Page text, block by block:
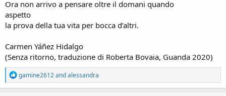
Ora non arrivo a pensare oltre il domani quando
aspetto
la prova della tua vita per bocca d’altri.
Carmen Yáñez Hidalgo
(Senza ritorno, traduzione di Roberta Bovaia, Guanda 2020)
R
e
a
gamine2612andalessandra